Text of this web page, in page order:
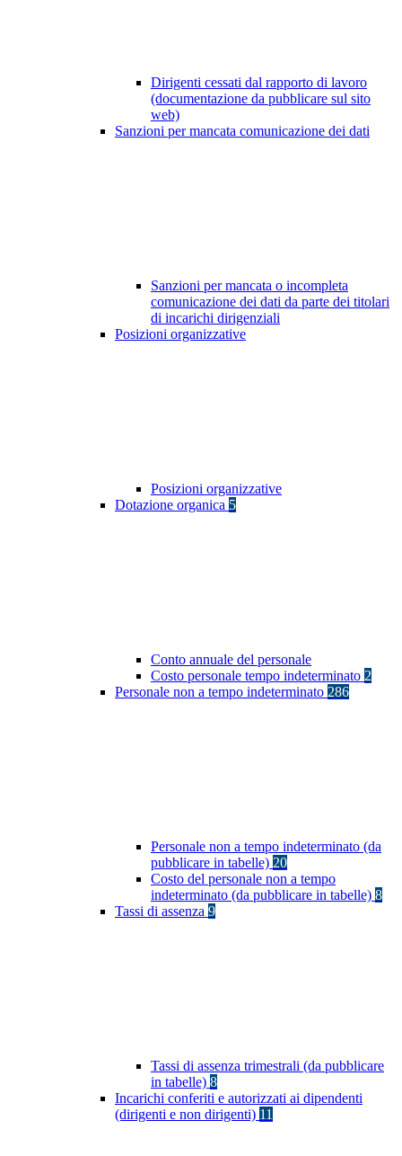
Dirigenti cessati dal rapporto di lavoro
(documentazione da pubblicare sul sito
web)
Sanzioni per mancata comunicazione dei dati
Sanzioni per mancata o incompleta
comunicazione dei dati da parte dei titolari
di incarichi dirigenziali
Posizioni organizzative
Posizioni organizzative
Dotazione organica 5
Conto annuale del personale
Costo personale tempo indeterminato 2
Personale non a tempo indeterminato 286
Personale non a tempo indeterminato (da
pubblicare in tabelle) 20
Costo del personale non a tempo
indeterminato (da pubblicare in tabelle) 8
Tassi di assenza 9
Tassi di assenza trimestrali (da pubblicare
in tabelle) 8
Incarichi conferiti e autorizzati ai dipendenti
(dirigenti e non dirigenti) 11